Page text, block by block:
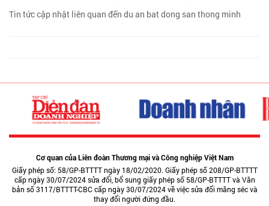
Tin tức cập nhật liên quan đến du an bat dong san thong minh
Cơ quan của Liên đoàn Thương mại và Công nghiệp Việt Nam
Giấy phép số: 58/GP-BTTTT ngày 18/02/2020. Giấy phép số 208/GP-BTTTT
cấp ngày 30/07/2024 sửa đổi, bổ sung giấy phép số 58/GP-BTTTT và Văn
bản số 3117/BTTTT-CBC cấp ngày 30/07/2024 về việc sửa đổi măng séc và
thay đổi người đứng đầu.